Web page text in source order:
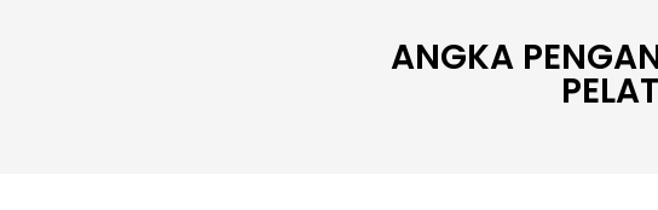
ANGKA